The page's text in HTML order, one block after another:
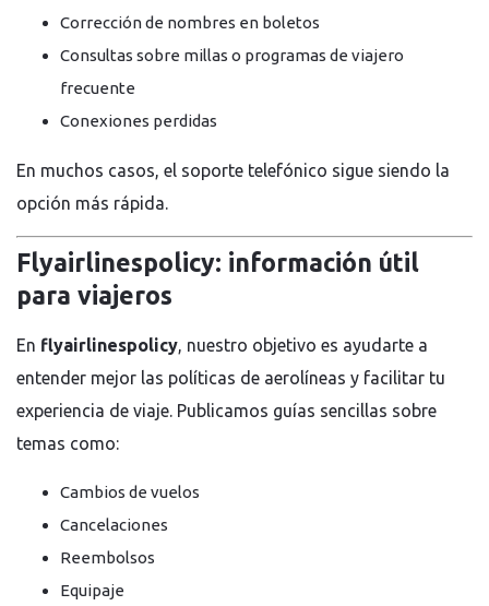
Corrección de nombres en boletos
Consultas sobre millas o programas de viajero
frecuente
Conexiones perdidas
En muchos casos, el soporte telefónico sigue siendo la
opción más rápida.
Flyairlinespolicy: información útil
para viajeros
En flyairlinespolicy , nuestro objetivo es ayudarte a
entender mejor las políticas de aerolíneas y facilitar tu
experiencia de viaje. Publicamos guías sencillas sobre
temas como:
Cambios de vuelos
Cancelaciones
Reembolsos
Equipaje